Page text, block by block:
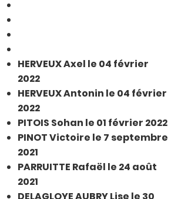
HERVEUX Axel le 04 février
2022
HERVEUX Antonin le 04 février
2022
PITOIS Sohan le 01 février 2022
PINOT Victoire le 7 septembre
2021
PARRUITTE Rafaël le 24 août
2021